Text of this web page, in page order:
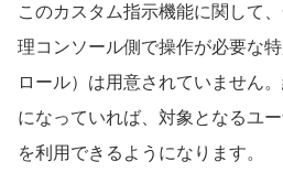
このカスタム指示機能に関して
理コンソール側で操作が必要な
ロール）は用意されていません
になっていれば、対象となるユ
を利用できるようになります。